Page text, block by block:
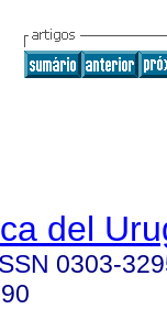
del
0303-